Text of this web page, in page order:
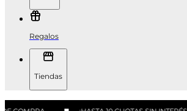
Regalos
Tiendas